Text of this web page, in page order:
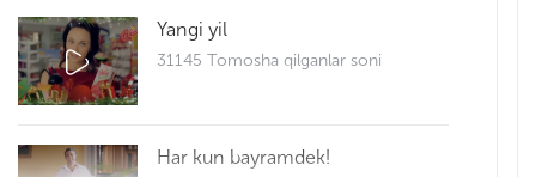
Yangi yil
31145 Tomosha qilganlar soni
Har kun bayramdek!